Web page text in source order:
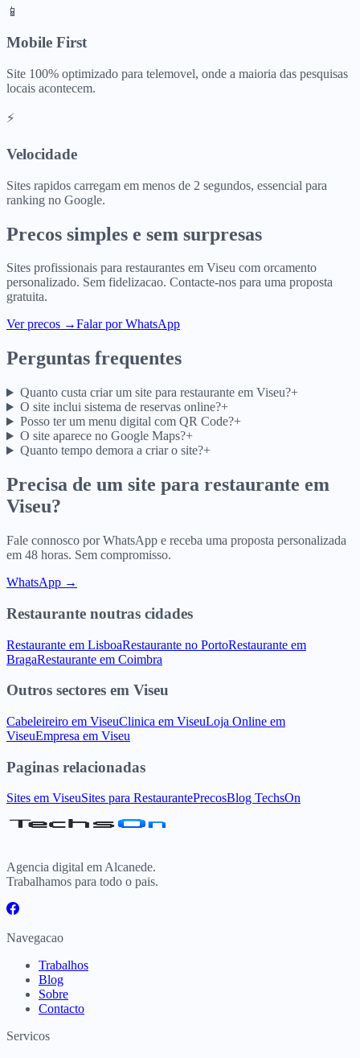
📱
Mobile First
Site 100% optimizado para telemovel, onde a maioria das pesquisas
locais acontecem.
⚡
Velocidade
Sites rapidos carregam em menos de 2 segundos, essencial para
ranking no Google.
Precos simples e sem surpresas
Sites profissionais para restaurantes em Viseu com orcamento
personalizado. Sem fidelizacao. Contacte-nos para uma proposta
gratuita.
Ver precos →Falar por WhatsApp
Perguntas frequentes
Quanto custa criar um site para restaurante em Viseu?+
O site inclui sistema de reservas online?+
Posso ter um menu digital com QR Code?+
O site aparece no Google Maps?+
Quanto tempo demora a criar o site?+
Precisa de um site para restaurante em
Viseu?
Fale connosco por WhatsApp e receba uma proposta personalizada
em 48 horas. Sem compromisso.
WhatsApp →
Restaurante noutras cidades
Restaurante em LisboaRestaurante no PortoRestaurante em
BragaRestaurante em Coimbra
Outros sectores em Viseu
Cabeleireiro em ViseuClinica em ViseuLoja Online em
ViseuEmpresa em Viseu
Paginas relacionadas
Sites em ViseuSites para RestaurantePrecosBlog TechsOn
Agencia digital em Alcanede.
Trabalhamos para todo o pais.
Navegacao
Trabalhos
Blog
Sobre
Contacto
Servicos